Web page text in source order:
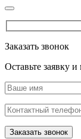
Заказать звонок
Оставьте заявку
Заказать звонок